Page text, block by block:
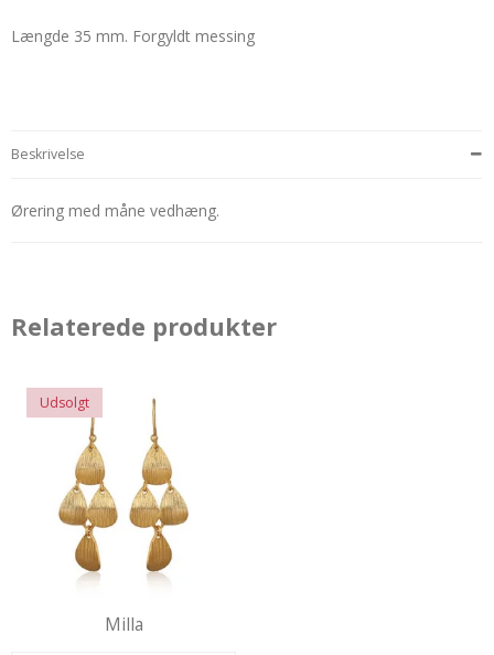
Længde 35 mm. Forgyldt messing
Beskrivelse
Ørering med måne vedhæng.
Relaterede produkter
Udsolgt
Milla